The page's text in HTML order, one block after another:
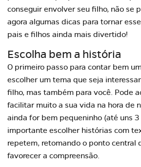
conseguir envolver seu filho, não se
agora algumas dicas para tornar
pais e filhos ainda mais divertido!
Escolha bem a história
O primeiro passo para contar bem
escolher um tema que seja
filho, mas também para você. Pode
facilitar muito a sua vida na hora de
ainda for bem pequeninho (até uns
importante escolher histórias com
repetem, retomando o ponto central
favorecer a compreensão.